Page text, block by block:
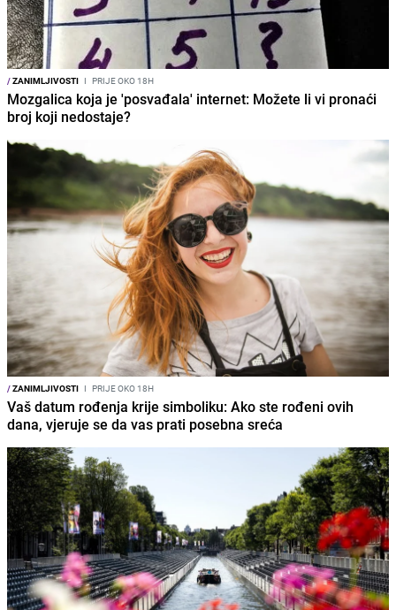
/ZANIMLJIVOSTI I PRIJE OKO 18H
Mozgalica koja je 'posvađala' internet: Možete li vi pronaći
broj koji nedostaje?
/ZANIMLJIVOSTI I PRIJE OKO 18H
Vaš datum rođenja krije simboliku: Ako ste rođeni ovih
dana, vjeruje se da vas prati posebna sreća